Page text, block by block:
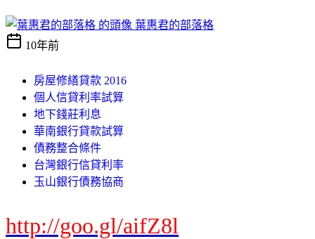
葉惠君的部落格
10年前
房屋修繕貸款 2016
個人信貸利率試算
地下錢莊利息
華南銀行貸款試算
債務整合條件
台灣銀行信貸利率
玉山銀行債務協商
http://goo.gl/aifZ8l